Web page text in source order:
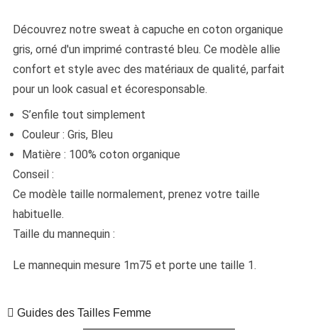
Découvrez notre sweat à capuche en coton organique
gris, orné d'un imprimé contrasté bleu. Ce modèle allie
confort et style avec des matériaux de qualité, parfait
pour un look casual et écoresponsable.
S’enfile tout simplement
Couleur : Gris, Bleu
Matière : 100% coton organique
Conseil :
Ce modèle taille normalement, prenez votre taille
habituelle.
Taille du mannequin :
Le mannequin mesure 1m75 et porte une taille 1.
Guides des Tailles Femme